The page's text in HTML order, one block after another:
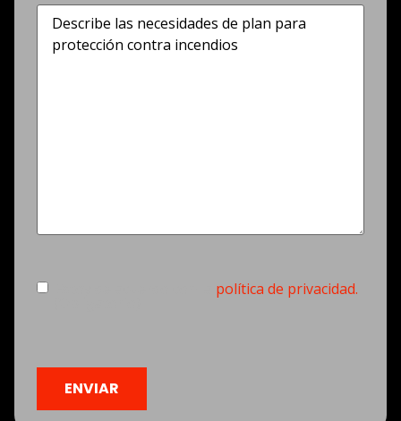
Describe
las
necesidades
Consentimiento (Obligatorio)política de privacidad.